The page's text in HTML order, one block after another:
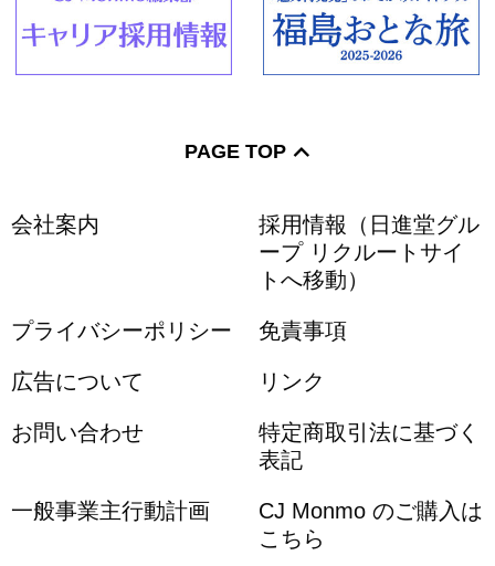
PAGE TOP
会社案内
採用情報（日進堂グル
ープ リクルートサイ
トへ移動）
プライバシーポリシー 免責事項
広告について リンク
お問い合わせ
特定商取引法に基づく
表記
一般事業主行動計画
CJ Monmo のご購入は
こちら